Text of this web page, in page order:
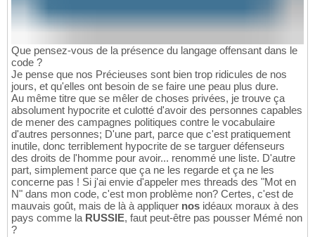
Que pensez-vous de la présence du langage offensant dans le
code ?
Je pense que nos Précieuses sont bien trop ridicules de nos
jours, et qu'elles ont besoin de se faire une peau plus dure.
Au même titre que se mêler de choses privées, je trouve ça
absolument hypocrite et culotté d'avoir des personnes capables
de mener des campagnes politiques contre le vocabulaire
d'autres personnes; D'une part, parce que c'est pratiquement
inutile, donc terriblement hypocrite de se targuer défenseurs
des droits de l'homme pour avoir... renommé une liste. D'autre
part, simplement parce que ça ne les regarde et ça ne les
concerne pas ! Si j'ai envie d'appeler mes threads des "Mot en
N" dans mon code, c'est mon problème non? Certes, c'est de
mauvais goût, mais de là à appliquer nos idéaux moraux à des
pays comme la RUSSIE, faut peut-être pas pousser Mémé non
?